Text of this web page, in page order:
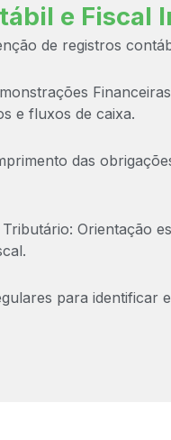
e Fiscal
de registros
e fluxos de caixa.
das
Orientação
para identificar